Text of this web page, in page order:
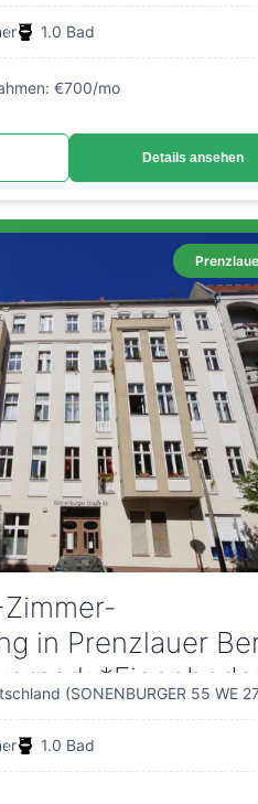
1.0 Bad
€700/mo
Details ansehen
in Prenzlauer
(SONENBURGER 55 WE
1.0 Bad